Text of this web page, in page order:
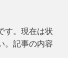
す。現在は状
。記事の内容